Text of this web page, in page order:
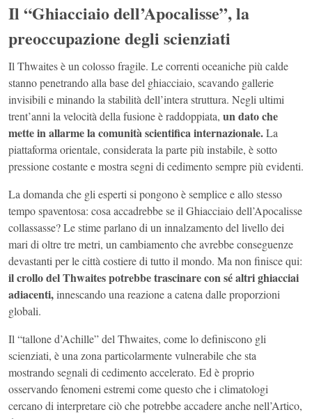
Il “Ghiacciaio dell’Apocalisse”, la
preoccupazione degli scienziati
Il Thwaites è un colosso fragile. Le correnti oceaniche più calde
stanno penetrando alla base del ghiacciaio, scavando gallerie
invisibili e minando la stabilità dell’intera struttura. Negli ultimi
trent’anni la velocità della fusione è raddoppiata, un dato che
mette in allarme la comunità scientifica internazionale.La
piattaforma orientale, considerata la parte più instabile, è sotto
pressione costante e mostra segni di cedimento sempre più evidenti.
La domanda che gli esperti si pongono è semplice e allo stesso
tempo spaventosa: cosa accadrebbe se il Ghiacciaio dell’Apocalisse
collassasse? Le stime parlano di un innalzamento del livello dei
mari di oltre tre metri, un cambiamento che avrebbe conseguenze
devastanti per le città costiere di tutto il mondo. Ma non finisce qui:
il crollo del Thwaites potrebbe trascinare con sé altri ghiacciai
adiacenti,innescando una reazione a catena dalle proporzioni
globali.
Il “tallone d’Achille” del Thwaites, come lo definiscono gli
scienziati, è una zona particolarmente vulnerabile che sta
mostrando segnali di cedimento accelerato. Ed è proprio
osservando fenomeni estremi come questo che i climatologi
cercano di interpretare ciò che potrebbe accadere anche nell’Artico,